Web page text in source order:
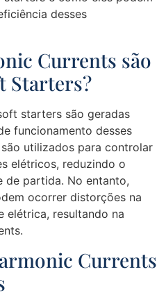
desses
Currents são
Starters?
starters são geradas
funcionamento desses
utilizados para controlar
elétricos, reduzindo o
de partida. No entanto,
ocorrer distorções na
elétrica, resultando na
Currents